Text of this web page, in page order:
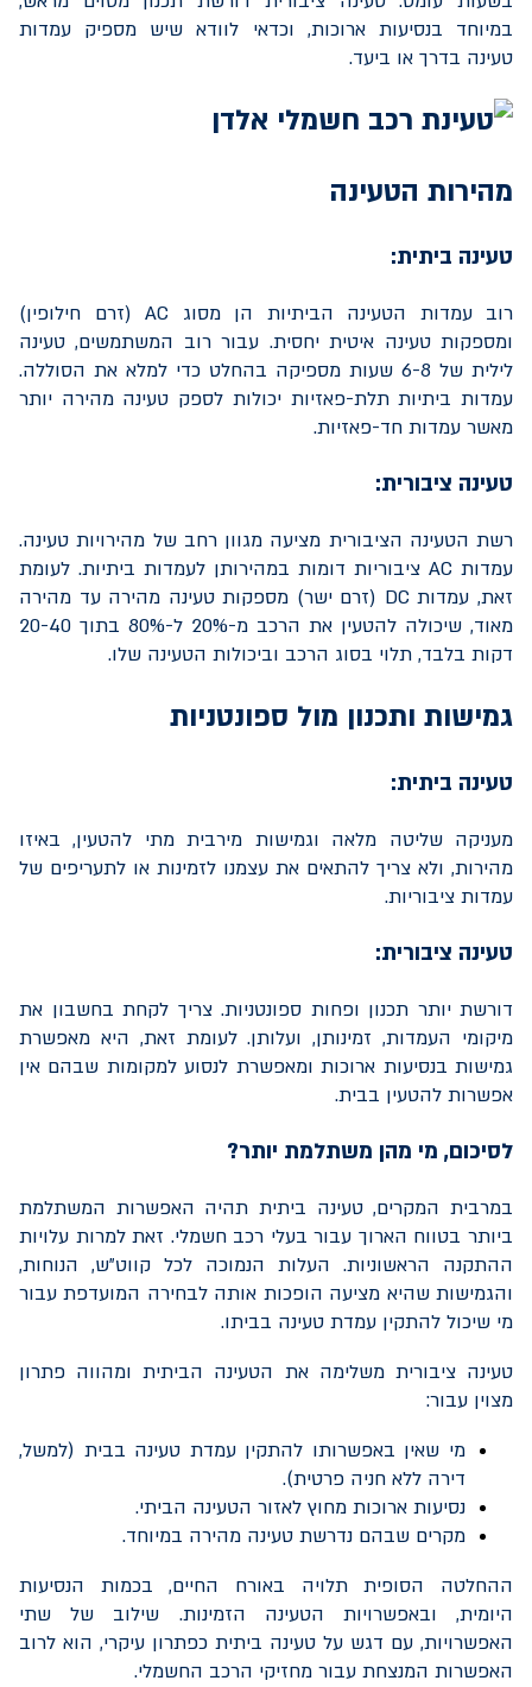
במיוחד בנסיעות ארוכות, וכדאי לוודא שיש מספיק עמדות
טעינה בדרך או ביעד.
מהירות הטעינה
טעינה ביתית:
רוב עמדות הטעינה הביתיות הן מסוג AC (זרם חילופין)
ומספקות טעינה איטית יחסית. עבור רוב המשתמשים, טעינה
לילית של 6-8 שעות מספיקה בהחלט כדי למלא את הסוללה.
עמדות ביתיות תלת-פאזיות יכולות לספק טעינה מהירה יותר
מאשר עמדות חד-פאזיות.
טעינה ציבורית:
רשת הטעינה הציבורית מציעה מגוון רחב של מהירויות טעינה.
עמדות AC ציבוריות דומות במהירותן לעמדות ביתיות. לעומת
זאת, עמדות DC (זרם ישר) מספקות טעינה מהירה עד מהירה
מאוד, שיכולה להטעין את הרכב מ-20% ל-80% בתוך 20-40
דקות בלבד, תלוי בסוג הרכב וביכולות הטעינה שלו.
גמישות ותכנון מול ספונטניות
טעינה ביתית:
מעניקה שליטה מלאה וגמישות מירבית מתי להטעין, באיזו
מהירות, ולא צריך להתאים את עצמנו לזמינות או לתעריפים של
עמדות ציבוריות.
טעינה ציבורית:
דורשת יותר תכנון ופחות ספונטניות. צריך לקחת בחשבון את
מיקומי העמדות, זמינותן, ועלותן. לעומת זאת, היא מאפשרת
גמישות בנסיעות ארוכות ומאפשרת לנסוע למקומות שבהם אין
אפשרות להטעין בבית.
לסיכום, מי מהן משתלמת יותר?
במרבית המקרים, טעינה ביתית תהיה האפשרות המשתלמת
ביותר בטווח הארוך עבור בעלי רכב חשמלי. זאת למרות עלויות
ההתקנה הראשוניות. העלות הנמוכה לכל קווט"ש, הנוחות,
והגמישות שהיא מציעה הופכות אותה לבחירה המועדפת עבור
מי שיכול להתקין עמדת טעינה בביתו.
טעינה ציבורית משלימה את הטעינה הביתית ומהווה פתרון
מצוין עבור:
מי שאין באפשרותו להתקין עמדת טעינה בבית (למשל,
דירה ללא חניה פרטית).
נסיעות ארוכות מחוץ לאזור הטעינה הביתי.
מקרים שבהם נדרשת טעינה מהירה במיוחד.
ההחלטה הסופית תלויה באורח החיים, בכמות הנסיעות
היומית, ובאפשרויות הטעינה הזמינות. שילוב של שתי
האפשרויות, עם דגש על טעינה ביתית כפתרון עיקרי, הוא לרוב
האפשרות המנצחת עבור מחזיקי הרכב החשמלי.